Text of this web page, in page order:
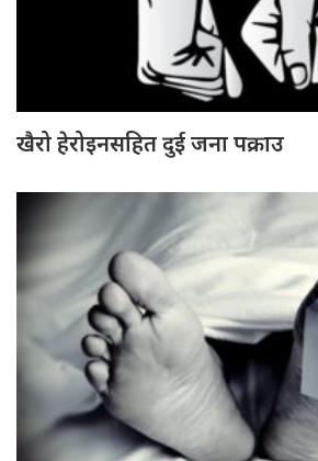
खैरो हेरोइनसहित दुई जना पक्राउ